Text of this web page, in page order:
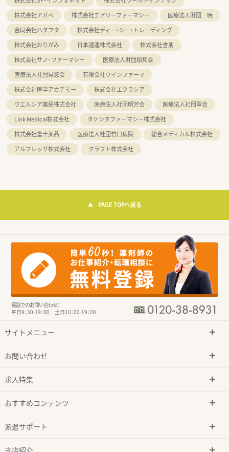
株式会社アガペ
株式会社エアリーファーマシー
医療法人財団 暁
合同会社ハタフタ
株式会社ディー・シー・トレーディング
株式会社おりがみ
日本通運株式会社
株式会社杏朋
株式会社サノ・ファーマシー
医療法人財団順和会
医療法人社団晃悠会
有限会社ウインファーマ
株式会社医学アカデミー
株式会社エクラシア
ウエルシア薬局株式会社
医療法人社団明芳会
医療法人社団翠会
Link Medical株式会社
タケシタファーマシー株式会社
株式会社富士薬品
医療法人社団竹口病院
総合メディカル株式会社
アルフレッサ株式会社
クラフト株式会社
PAGE TOPへ戻る
電話でのお問い合わせ：
平日9：30-19：00 土日10：00-19：00
サイトメニュー
お問い合わせ
求人特集
おすすめコンテンツ
派遣サポート
支店紹介